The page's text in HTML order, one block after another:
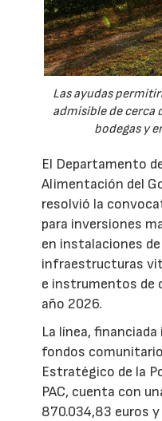
Las ayudas
admisible de cerca
bodegas y
El Departamento
Alimentación del
resolvió la
para inversiones
en instalaciones
infraestructuras
e instrumentos de
año 2026.
La línea,
fondos
Estratégico de la
PAC, cuenta con
870.034,83 euros